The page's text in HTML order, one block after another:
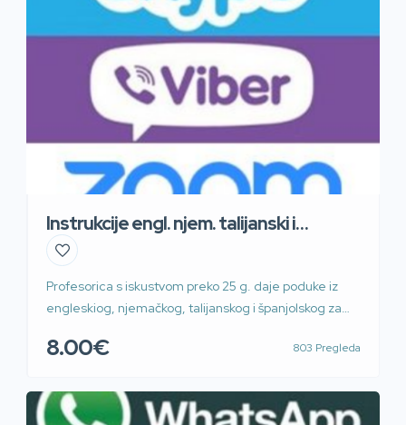
Instrukcije engl. njem. talijanski i
španjolski
Profesorica s iskustvom preko 25 g. daje poduke iz
engleskiog, njemačkog, talijanskog i španjolskog za
WhatsApp, Skype, Zoom i Teams, Prilaz G. Deželića.
8.00€ 803 Pregleda